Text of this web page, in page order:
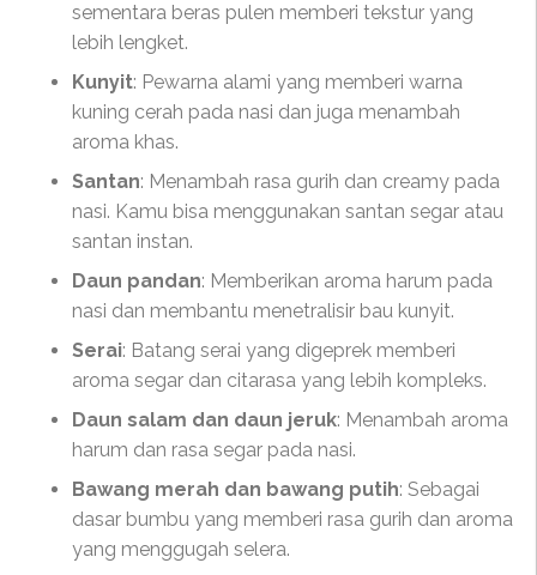
sementara beras pulen memberi tekstur yang
lebih lengket.
Kunyit: Pewarna alami yang memberi warna
kuning cerah pada nasi dan juga menambah
aroma khas.
Santan: Menambah rasa gurih dan creamy pada
nasi. Kamu bisa menggunakan santan segar atau
santan instan.
Daun pandan: Memberikan aroma harum pada
nasi dan membantu menetralisir bau kunyit.
Serai: Batang serai yang digeprek memberi
aroma segar dan citarasa yang lebih kompleks.
Daun salam dan daun jeruk: Menambah aroma
harum dan rasa segar pada nasi.
Bawang merah dan bawang putih: Sebagai
dasar bumbu yang memberi rasa gurih dan aroma
yang menggugah selera.